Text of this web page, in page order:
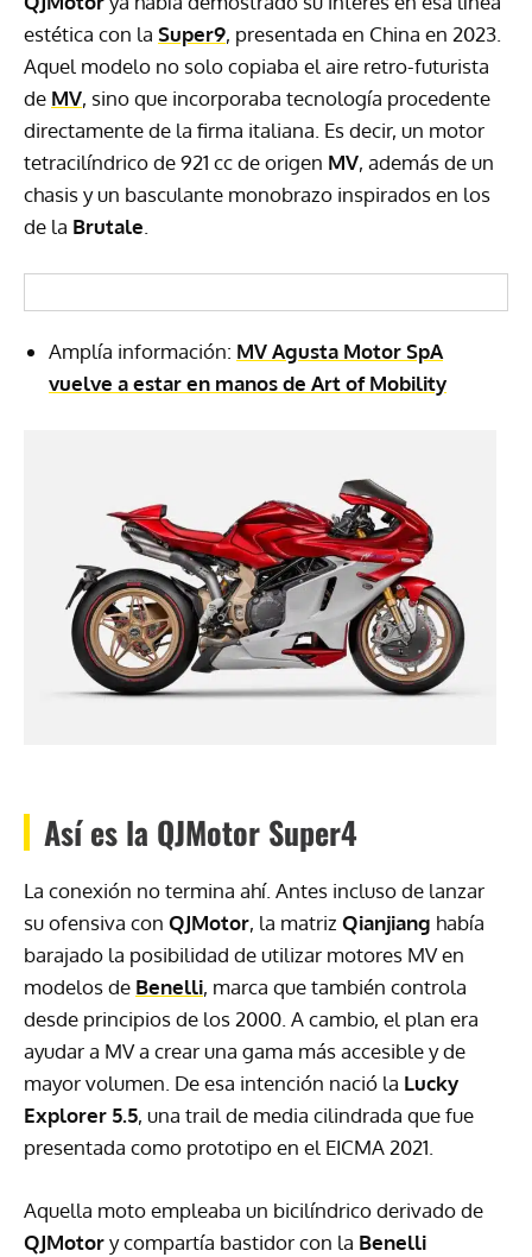
estética con la Super9, presentada en China en 2023.
Aquel modelo no solo copiaba el aire retro-futurista
de MV, sino que incorporaba tecnología procedente
directamente de la firma italiana. Es decir, un motor
tetracilíndrico de 921 cc de origen MV, además de un
chasis y un basculante monobrazo inspirados en los
de la Brutale
Amplía información: MV Agusta Motor SpA
vuelve a estar en manos de Art of Mobility
Así es la QJMotor Super4
La conexión no termina ahí. Antes incluso de lanzar
su ofensiva con QJMotor, la matriz Qianjiang había
barajado la posibilidad de utilizar motores MV en
modelos de Benelli, marca que también controla
desde principios de los 2000. A cambio, el plan era
ayudar a MV a crear una gama más accesible y de
mayor volumen. De esa intención nació la Lucky
Explorer 5.5, una trail de media cilindrada que fue
presentada como prototipo en el EICMA 2021.
Aquella moto empleaba un bicilíndrico derivado de
QJMotory compartía bastidor con la Benelli